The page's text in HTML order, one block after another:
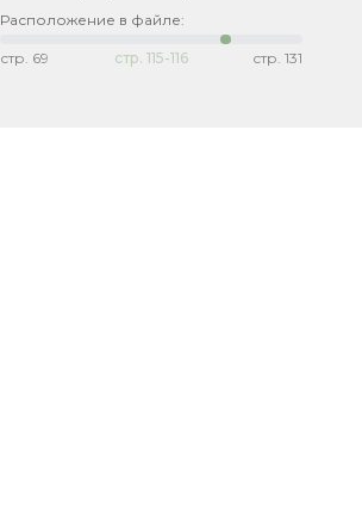
Расположение в файле:
стр. 69 стр. 115-116 стр. 131